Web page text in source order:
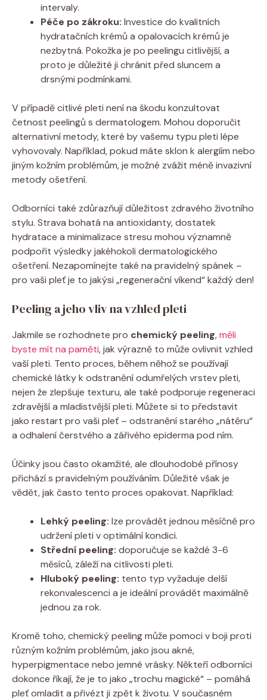
intervaly.
Péče po zákroku: Investice do kvalitních​
hydratačních krémů a opalovacích krémů⁢ je
nezbytná. Pokožka je po peelingu citlivější, a
proto je důležité ⁣ji chránit před sluncem ⁣a
drsnými podmínkami.
V případě citlivé pleti není na škodu konzultovat
‍četnost peelingů s dermatologem. Mohou‍ doporučit
alternativní metody, které by ‌vašemu typu pleti lépe
vyhovovaly. Například, pokud máte sklon k⁢ alergiím nebo
jiným​ kožním ⁣problémům, je možné zvážit ‍méně invazivní
metody ošetření.
Odborníci také zdůrazňují důležitost zdravého životního
stylu. Strava bohatá na antioxidanty, dostatek
hydratace a minimalizace stresu⁣ mohou významně
podpořit výsledky jakéhokoli dermatologického
ošetření. Nezapomínejte také na pravidelný ‌spánek –⁢
pro vaši pleť je to jakýsi „regenerační víkend“‌ každý den!
Peeling a jeho vliv na vzhled pleti
Jakmile se rozhodnete pro chemický⁤ peeling,měli
byste mít na paměti, jak výrazně to může ovlivnit⁢ vzhled
vaší⁣ pleti. Tento proces, během něhož se používají
chemické ​látky ‌k odstranění odumřelých vrstev⁢ pleti,
nejen že zlepšuje ‌texturu, ‍ale také‍ podporuje regeneraci
zdravější a mladistvější pleti. Můžete si ​to představit
jako restart pro vaši pleť – odstranění starého „nátěru“
a odhalení čerstvého a zářivého epiderma pod ⁣ním.
Účinky⁤ jsou často okamžité, ale dlouhodobé ‌přínosy
přichází⁢ s pravidelným používáním. Důležité však je
vědět, jak často ⁢tento proces opakovat. ⁤Například:
Lehký peeling: lze provádět jednou měsíčně pro
udržení pleti v‍ optimální kondici.
Střední ‍peeling: doporučuje⁣ se každé 3-6
měsíců, záleží na citlivosti pleti.
Hluboký peeling: tento typ vyžaduje delší
rekonvalescenci a je ideální provádět maximálně
jednou za rok.
Kromě toho, ​chemický peeling může pomoci v boji proti
různým kožním problémům, jako jsou akné,
hyperpigmentace nebo jemné vrásky. Někteří odborníci
dokonce říkají, že je to ⁣jako „trochu magické“ – pomáhá
pleť omladit a přivézt ji zpět‍ k životu. V současném